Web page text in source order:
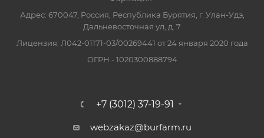
Адрес: 670047, Россия, Республика Бурятия, г. Улан-Удэ,
Дальневосточная ул, д. 7
Лицензия: Л042-01171-03/00269441 от 24 января 2020 года
ОГРН - 1020300888794
+7 (3012) 37-19-91
webzakaz@burfarm.ru